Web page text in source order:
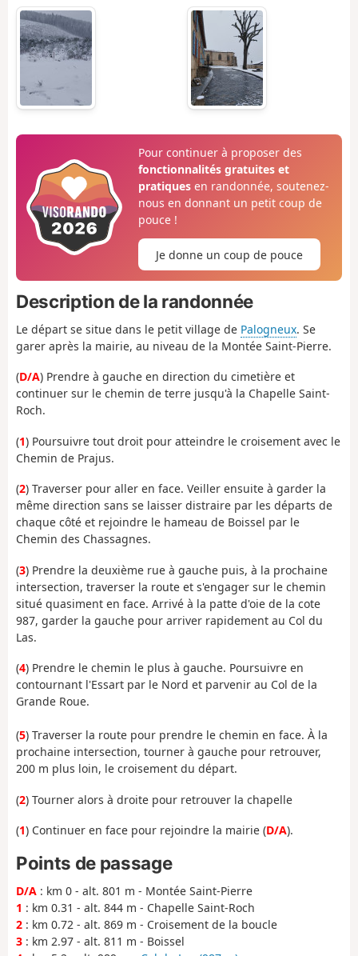
Pour continuer à proposer des
fonctionnalités gratuites et
pratiquesen randonnée, soutenez-
nous en donnant un petit coup de
pouce !
Je donne un coup de pouce
Description de la randonnée
Le départ se situe dans le petit village de Palogneux. Se
garer après la mairie, au niveau de la Montée Saint-Pierre.
(D/A) Prendre à gauche en direction du cimetière et
continuer sur le chemin de terre jusqu'à la Chapelle Saint-
Roch.
(1) Poursuivre tout droit pour atteindre le croisement avec le
Chemin de Prajus.
(2) Traverser pour aller en face. Veiller ensuite à garder la
même direction sans se laisser distraire par les départs de
chaque côté et rejoindre le hameau de Boissel par le
Chemin des Chassagnes.
(3) Prendre la deuxième rue à gauche puis, à la prochaine
intersection, traverser la route et s'engager sur le chemin
situé quasiment en face. Arrivé à la patte d'oie de la cote
987, garder la gauche pour arriver rapidement au Col du
Las.
(4) Prendre le chemin le plus à gauche. Poursuivre en
contournant l'Essart par le Nord et parvenir au Col de la
Grande Roue.
(5) Traverser la route pour prendre le chemin en face. À la
prochaine intersection, tourner à gauche pour retrouver,
200 m plus loin, le croisement du départ.
(2) Tourner alors à droite pour retrouver la chapelle
(1) Continuer en face pour rejoindre la mairie (D/A).
Points de passage
D/A : km 0 - alt. 801 m - Montée Saint-Pierre
1 : km 0.31 - alt. 844 m - Chapelle Saint-Roch
2 : km 0.72 - alt. 869 m - Croisement de la boucle
3 : km 2.97 - alt. 811 m - Boissel